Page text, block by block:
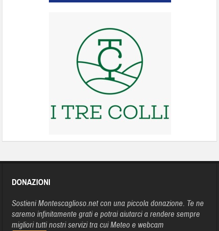
DONAZIONI
Sostieni Montescaglioso.net con una piccola donazione. Te ne
saremo infinitamente grati e potrai aiutarci a rendere sempre
migliori tutti nostri servizi tra cui Meteo e webcam